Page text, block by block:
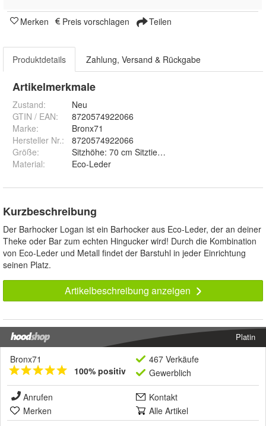
Merken Preis vorschlagen Teilen
Produktdetails Zahlung, Versand & Rückgabe
Artikelmerkmale
Zustand:
Neu
GTIN / EAN:
8720574922066
Marke:
Bronx71
Hersteller Nr.:
8720574922066
Größe:
Sitzhöhe: 70 cm Sitztiefe: 40 cm Sitzbreite: 44 cm
Material: Eco-Leder
Kurzbeschreibung
Der Barhocker Logan ist ein Barhocker aus Eco-Leder, der an deiner
Theke oder Bar zum echten Hingucker wird! Durch die Kombination
von Eco-Leder und Metall findet der Barstuhl in jeder Einrichtung
seinen Platz.
Artikelbeschreibung anzeigen
Platin
Bronx71
100% positiv
467 Verkäufe
Gewerblich
Anrufen
Kontakt
Merken
Alle Artikel